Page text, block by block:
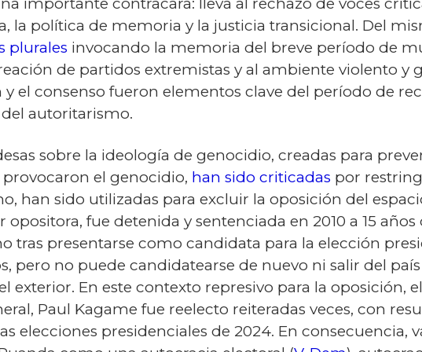
la política de memoria y la justicia transicional. Del
plurales invocando la memoria del breve período de
de partidos extremistas y al ambiente violento y
el consenso fueron elementos clave del período de
autoritarismo.
sobre la ideología de genocidio, creadas para
el genocidio, han sido criticadas por
han sido utilizadas para excluir la oposición del
fue detenida y sentenciada en 2010 a 15
tras presentarse como candidata para la elección
pero no puede candidatearse de nuevo ni salir del
exterior. En este contexto represivo para la oposición,
Paul Kagame fue reelecto reiteradas veces, con
elecciones presidenciales de 2024. En consecuencia,